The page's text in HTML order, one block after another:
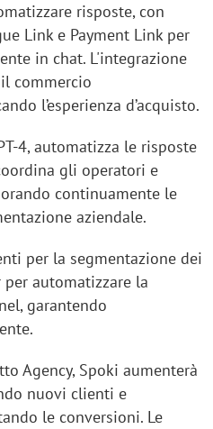
risposte, con
Link e Payment Link per
in chat. L'integrazione
commercio
l’esperienza d’acquisto.
4, automatizza le risposte
gli operatori e
continuamente le
aziendale.
per la segmentazione dei
automatizzare la
garantendo
Agency, Spoki aumenterà
nuovi clienti e
le conversioni. Le